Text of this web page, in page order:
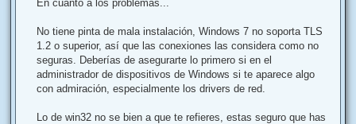
En cuanto a los problemas...
No tiene pinta de mala instalación, Windows 7 no soporta TLS
1.2 o superior, así que las conexiones las considera como no
seguras. Deberías de asegurarte lo primero si en el
administrador de dispositivos de Windows si te aparece algo
con admiración, especialmente los drivers de red.
Lo de win32 no se bien a que te refieres, estas seguro que has